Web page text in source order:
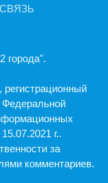
города".
регистрационный
г..
за
комментариев.